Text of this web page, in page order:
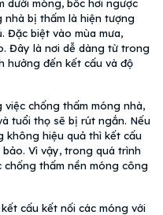
dưới móng, bốc hơi ngược
nhà bị thấm là hiện tượng
Đặc biệt vào mùa mưa,
Đây là nơi dễ dàng từ trong
hưởng đến kết cấu và độ
chống thấm móng nhà,
tuổi thọ sẽ bị rút ngắn. Nếu
không hiệu quả thì kết cấu
Vì vậy, trong quá trình
thấm nền móng công
cấu kết nối các móng với